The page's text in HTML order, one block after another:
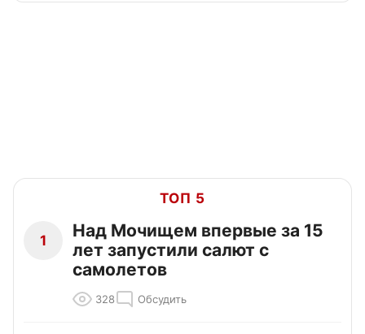
ТОП 5
1
Над Мочищем впервые за 15
лет запустили салют с
самолетов
328 Обсудить